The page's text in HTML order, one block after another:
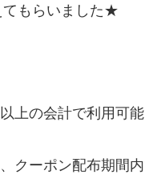
てもらいました★
上の会計で利用可能
クーポン配布期間